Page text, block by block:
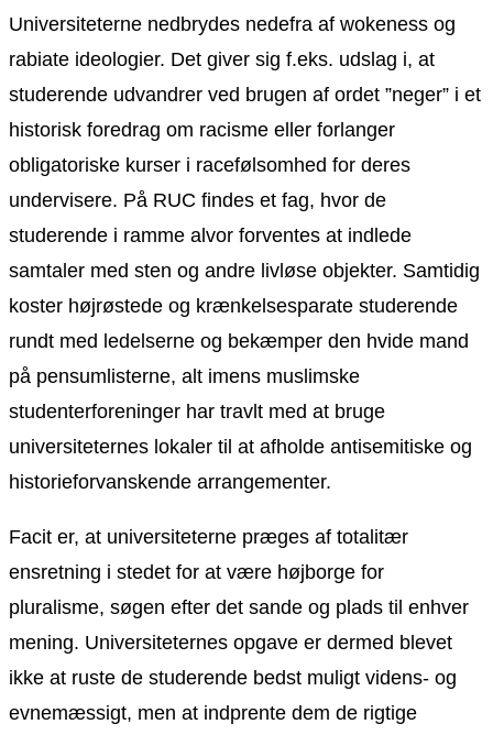
Universiteterne nedbrydes nedefra af wokeness og
rabiate ideologier. Det giver sig f.eks. udslag i, at
studerende udvandrer ved brugen af ordet ”neger” i et
historisk foredrag om racisme eller forlanger
obligatoriske kurser i racefølsomhed for deres
undervisere. På RUC findes et fag, hvor de
studerende i ramme alvor forventes at indlede
samtaler med sten og andre livløse objekter. Samtidig
koster højrøstede og krænkelsesparate studerende
rundt med ledelserne og bekæmper den hvide mand
på pensumlisterne, alt imens muslimske
studenterforeninger har travlt med at bruge
universiteternes lokaler til at afholde antisemitiske og
historieforvanskende arrangementer.
Facit er, at universiteterne præges af totalitær
ensretning i stedet for at være højborge for
pluralisme, søgen efter det sande og plads til enhver
mening. Universiteternes opgave er dermed blevet
ikke at ruste de studerende bedst muligt videns- og
evnemæssigt, men at indprente dem de rigtige